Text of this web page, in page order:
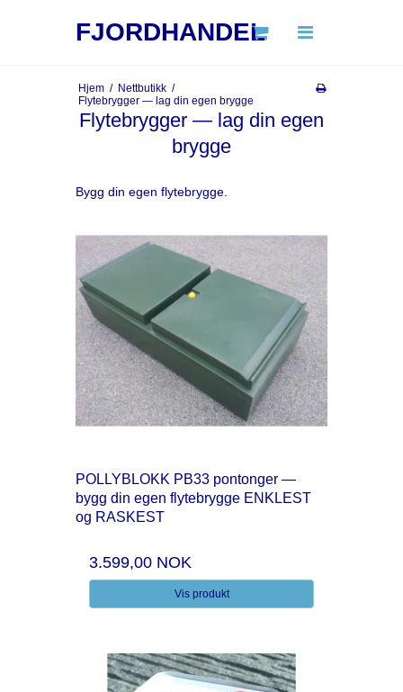
FJORDHANDEL
Søk
Vindturbiner
Luftavfuktere
Høytrykkspylere
Informasjon
Hjem / Nettbutikk /
Flytebrygger — lag din egen brygge
Flytebrygger — lag din egen
brygge
Bygg din egen flytebrygge.
POLLYBLOKK PB33 pontonger —
bygg din egen flytebrygge ENKLEST
og RASKEST
3.599,00 NOK
Vis produkt